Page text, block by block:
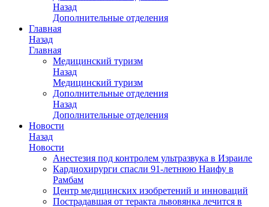
Назад
Дополнительные отделения
Главная
Назад
Главная
Медицинский туризм
Назад
Медицинский туризм
Дополнительные отделения
Назад
Дополнительные отделения
Новости
Назад
Новости
Анестезия под контролем ультразвука в Израиле
Кардиохирурги спасли 91-летнюю Наифу в
Рамбам
Центр медицинских изобретений и инноваций
Пострадавшая от теракта львовянка лечится в